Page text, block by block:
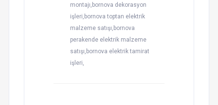
montajı,bornova dekorasyon
işleri,bornova toptan elektrik
malzeme satışı,bornova
perakende elektrik malzeme
satışı,bornova elektrik tamirat
işleri,